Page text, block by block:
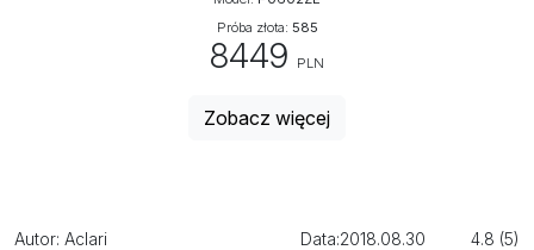
Próba złota: 585
8449 PLN
Zobacz więcej
Autor: Aclari Data:2018.08.30 4.8 (5)